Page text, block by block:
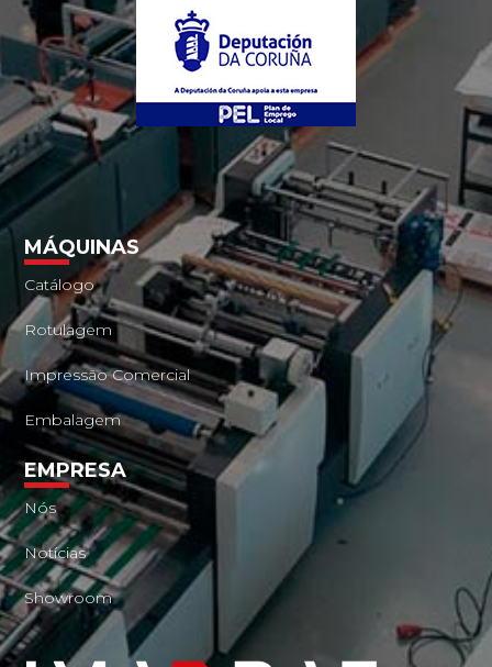
MÁQUINAS
Catálogo
Rotulagem
Impressão Comercial
Embalagem
EMPRESA
Nós
Notícias
Showroom